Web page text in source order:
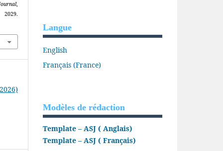
,
Langue
English
Français (France)
Modèles de rédaction
Template – ASJ ( Anglais)
Template – ASJ ( Français)